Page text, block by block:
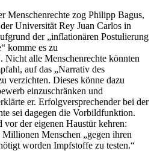
Menschenrechte zog Philipp Bagus,
Universität Rey Juan Carlos in
der „inflationären Postulierung
komme es zu
Nicht alle Menschenrechte könnten
auf das „Narrativ des
verzichten. Dieses könne dazu
einzuschränken und
er. Erfolgversprechender bei der
sei dagegen die Vorbildfunktion.
vor der eigenen Haustür kehren:
Menschen „gegen ihren
worden Impfstoffe zu testen.“